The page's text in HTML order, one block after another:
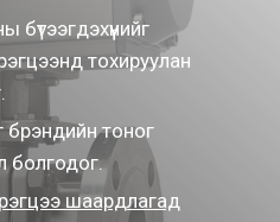
тохируулан
тоног
болгодог.
шаардлагад